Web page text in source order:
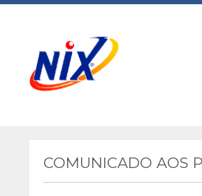
COMUNICADO AOS